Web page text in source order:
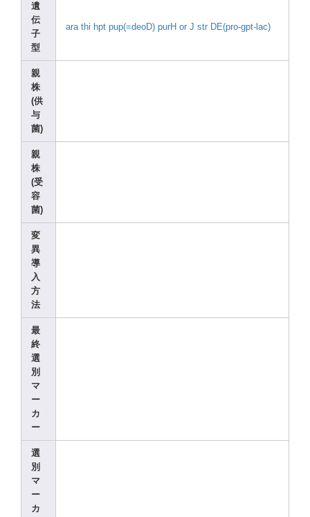
遺
伝
子
型
ara thi hpt pup(=deoD) purH or J str DE(pro-gpt-lac)
親
株
(供
与
菌)
親
株
(受
容
菌)
変
異
導
入
方
法
最
終
選
別
マ
ー
カ
ー
選
別
マ
ー
カ